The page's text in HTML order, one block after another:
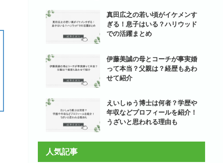
真田広之の若い頃がイケメンす
ぎる！息子はいる？ハリウッド
での活躍まとめ
伊藤美誠の母とコーチが事実婚
って本当？父親は？経歴もあわ
せて紹介
えいしゅう博士は何者？学歴や
年収などプロフィールを紹介！
うざいと思われる理由も
人気記事